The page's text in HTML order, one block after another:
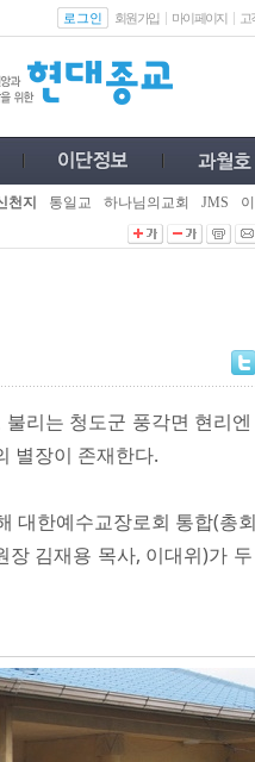
로그인 회원가입 마이페이지 고
천지 통일교 하나님의교회 JMS
리는 청도군 풍각면 현리엔
별장이 존재한다.
대한예수교장로회 통합(총
장 김재용 목사, 이대위)가